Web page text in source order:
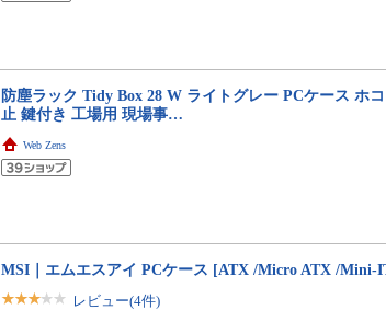
防塵ラック Tidy Box 28 W ライトグレー PCケース ホ
止 鍵付き 工場用 現場事…
Web Zens
MSI｜エムエスアイ PCケース [ATX /Micro ATX /
レビュー(4件)